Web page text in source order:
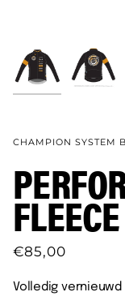
CHAMPION SYSTEM
€85,00
Volledig